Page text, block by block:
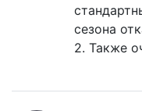
сезона
2. Также